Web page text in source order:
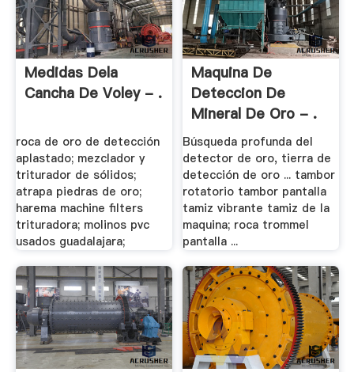
Medidas Dela
Cancha De Voley - .
roca de oro de detección
aplastado; mezclador y
triturador de sólidos;
atrapa piedras de oro;
harema machine filters
trituradora; molinos pvc
usados guadalajara;
Maquina De
Deteccion De
Mineral De Oro - .
Búsqueda profunda del
detector de oro, tierra de
detección de oro ... tambor
rotatorio tambor pantalla
tamiz vibrante tamiz de la
maquina; roca trommel
pantalla ...